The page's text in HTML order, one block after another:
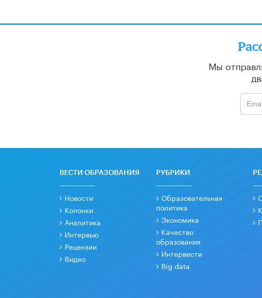
Мы
ВЕСТИ ОБРАЗОВАНИЯ
Новости
Колонки
Аналитика
Интервью
Рецензии
Видео
РУБРИКИ
Образовательная
политика
Экономика
Качество
образования
Интервести
Big data